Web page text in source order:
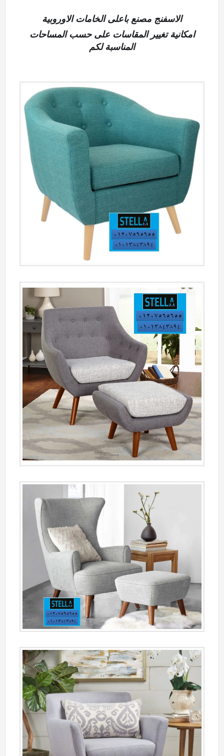
الاسفنج مصنع باعلى الخامات الاوروبية
امكانية تغيير المقاسات على حسب المساحات
المناسبة لكم